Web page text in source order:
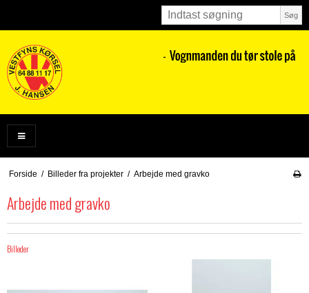
Søg
Forside / Billeder fra projekter / Arbejde med gravko
Arbejde med gravko
Billeder